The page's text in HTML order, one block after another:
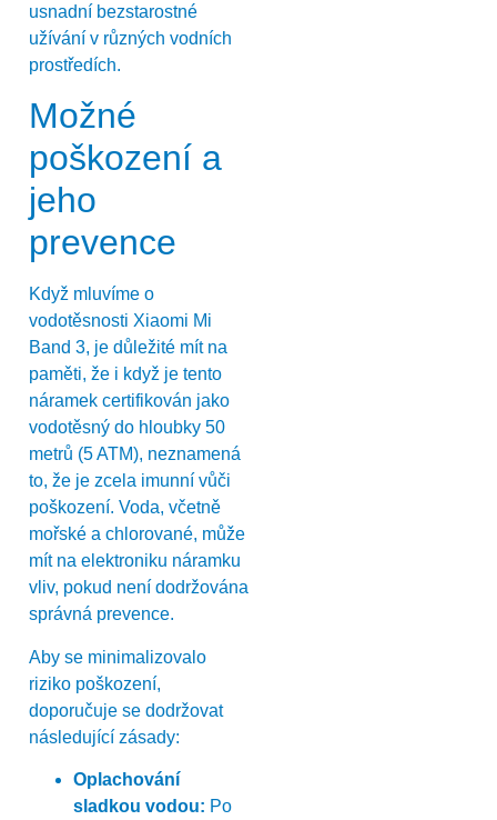
usnadní bezstarostné
užívání v různých vodních
prostředích.
Možné
poškození a
jeho
prevence
Když mluvíme o
vodotěsnosti Xiaomi Mi
Band 3, je důležité mít na
paměti, že i když je tento
náramek certifikován jako
vodotěsný do hloubky 50
metrů (5 ATM), neznamená
to, že je zcela imunní vůči
poškození. Voda, včetně
mořské a chlorované, může
mít na elektroniku náramku
vliv, pokud není dodržována
správná prevence.
Aby se minimalizovalo
riziko poškození,
doporučuje se dodržovat
následující zásady:
Oplachování
sladkou vodou: Po